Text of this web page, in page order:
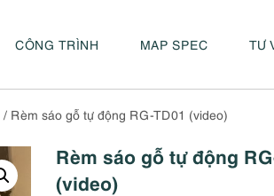
CÔNG TRÌNH MAP SPEC TƯ
/ Rèm sáo gỗ tự động RG-TD01 (video)
Rèm sáo gỗ tự động
(video)